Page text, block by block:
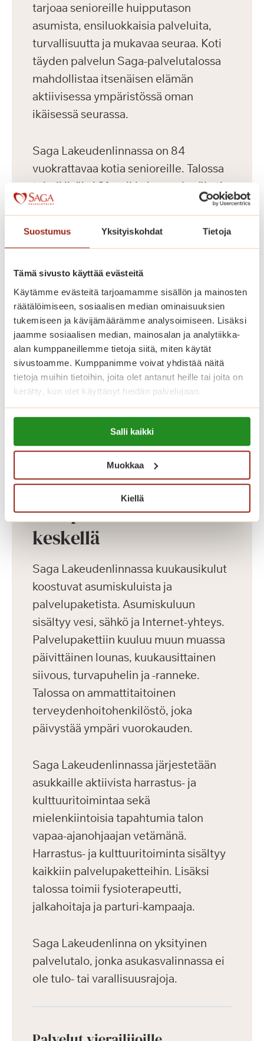
Suostumus Yksityiskohdat Tietoja
Tämä sivusto käyttää evästeitä
Käytämme evästeitä tarjoamamme sisällön ja mainosten
räätälöimiseen, sosiaalisen median ominaisuuksien
tukemiseen ja kävijämäärämme analysoimiseen. Lisäksi
jaamme sosiaalisen median, mainosalan ja analytiikka-
alan kumppaneillemme tietoja siitä, miten käytät
sivustoamme. Kumppanimme voivat yhdistää näitä
tietoja muihin tietoihin, joita olet antanut heille tai joita on
kerätty, kun olet käyttänyt heidän palvelujaan.
Lue lisää evästeistä:
https://sagacare.fi/evasteet/
Salli kaikki
Muokkaa
Kiellä
tarjoaa senioreille huipputason
asumista, ensiluokkaisia palveluita,
turvallisuutta ja mukavaa seuraa. Koti
täyden palvelun Saga-palvelutalossa
mahdollistaa itsenäisen elämän
aktiivisessa ympäristössä oman
ikäisessä seurassa.
Saga Lakeudenlinnassa on 84
vuokrattavaa kotia senioreille. Talossa
toimii lisäksi 31-paikkainen ryhmäkoti.
Saga Lakeudenlinnan vuokrattavat
nykyaikaisesti varusteltuja ja
kodissa, jonka voit sisustaa makusi
mukaan omilla tutuilla huonekaluillasi
ja tavaroillasi. Korkeatasoisissa
senioriasunnoissa on turvapuhelin,
nykyaikainen keittiö sekä esteetön
kylpyhuone. Kauniisti sisustetuista
yleistiloista löytyvät kahvila, ravintola,
kirjasto, sauna- ja allasosasto sekä
kuntosali.
Katso vapaat senioriasunnot
Koti palveluiden
keskellä
Saga Lakeudenlinnassa kuukausikulut
koostuvat asumiskuluista ja
palvelupaketista. Asumiskuluun
sisältyy vesi, sähkö ja Internet-yhteys.
Palvelupakettiin kuuluu muun muassa
päivittäinen lounas, kuukausittainen
siivous, turvapuhelin ja -ranneke.
Talossa on ammattitaitoinen
terveydenhoitohenkilöstö, joka
päivystää ympäri vuorokauden.
Saga Lakeudenlinnassa järjestetään
asukkaille aktiivista harrastus- ja
kulttuuritoimintaa sekä
mielenkiintoisia tapahtumia talon
vapaa-ajanohjaajan vetämänä.
Harrastus- ja kulttuuritoiminta sisältyy
kaikkiin palvelupaketteihin. Lisäksi
talossa toimii fysioterapeutti,
jalkahoitaja ja parturi-kampaaja.
Saga Lakeudenlinna on yksityinen
palvelutalo, jonka asukasvalinnassa ei
ole tulo- tai varallisuusrajoja.